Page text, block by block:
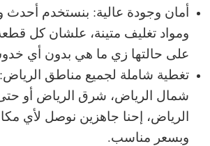
أمان وجودة عالية: بنستخدم أحدث
ومواد تغليف متينة، علشان كل
على حالتها زي ما هي بدون أي
تغطية شاملة لجميع مناطق
شمال الرياض، شرق الرياض أو
الرياض، إحنا جاهزين نوصل لأي
وبسعر مناسب.